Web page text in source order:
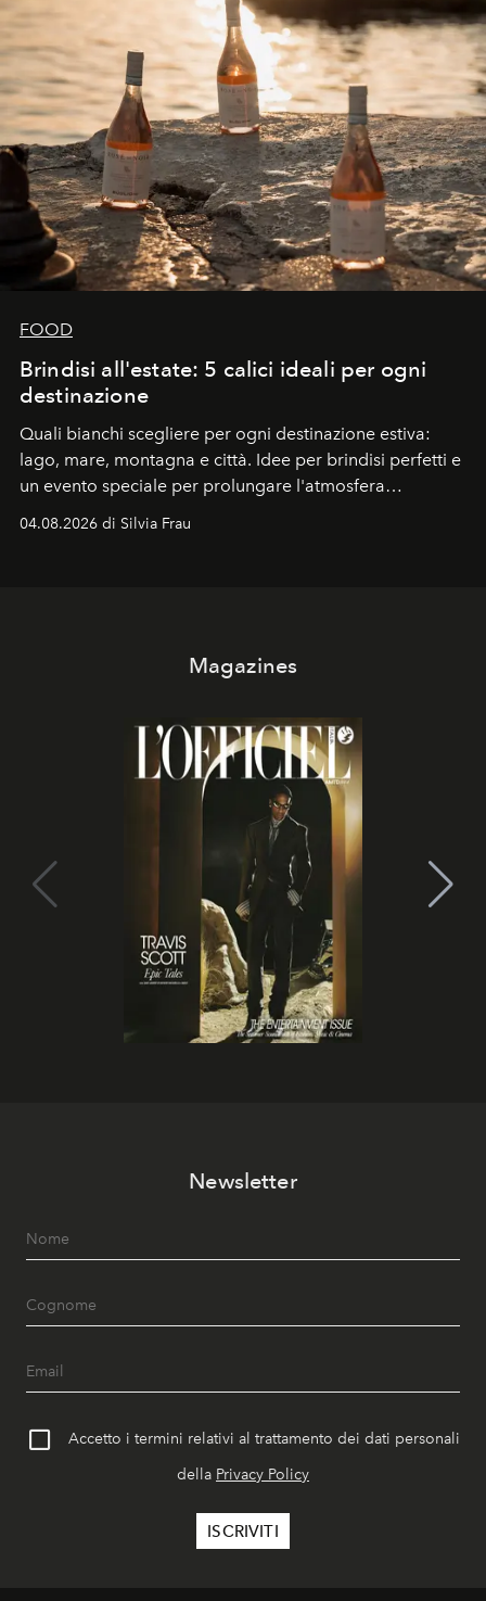
FOOD
Brindisi all'estate: 5 calici ideali per ogni
destinazione
Quali bianchi scegliere per ogni destinazione estiva:
lago, mare, montagna e città. Idee per brindisi perfetti e
un evento speciale per prolungare l'atmosfera
04.08.2026 di Silvia Frau
Magazines
Newsletter
Accetto i termini relativi al trattamento dei dati personali
della Privacy Policy